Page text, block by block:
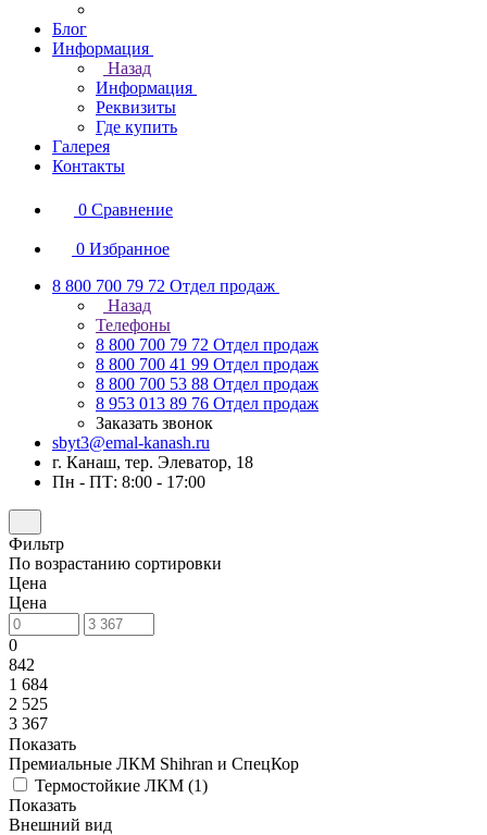
Блог
Информация
Назад
Информация
Реквизиты
Где купить
Галерея
Контакты
0 Сравнение
0 Избранное
8 800 700 79 72 Отдел продаж
Назад
Телефоны
8 800 700 79 72 Отдел продаж
8 800 700 41 99 Отдел продаж
8 800 700 53 88 Отдел продаж
8 953 013 89 76 Отдел продаж
Заказать звонок
sbyt3@emal-kanash.ru
г. Канаш, тер. Элеватор, 18
Пн - ПТ: 8:00 - 17:00
Фильтр
По возрастанию сортировки
Цена
Цена
0
842
1 684
2 525
3 367
Показать
Премиальные ЛКМ Shihran и СпецКор
Термостойкие ЛКМ (1)
Показать
Внешний вид